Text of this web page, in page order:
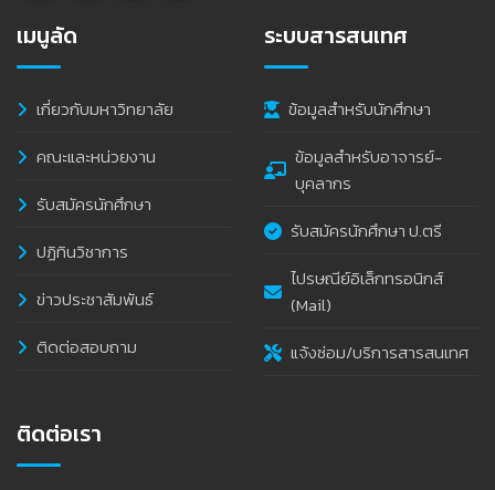
เมนูลัด
เกี่ยวกับมหาวิทยาลัย
คณะและหน่วยงาน
รับสมัครนักศึกษา
ปฏิทินวิชาการ
ข่าวประชาสัมพันธ์
ติดต่อสอบถาม
ระบบสารสนเทศ
ข้อมูลสำหรับนักศึกษา
ข้อมูลสำหรับอาจารย์-
บุคลากร
รับสมัครนักศึกษา ป.ตรี
ไปรษณีย์อิเล็กทรอนิกส์
(Mail)
แจ้งซ่อม/บริการสารสนเทศ
ติดต่อเรา